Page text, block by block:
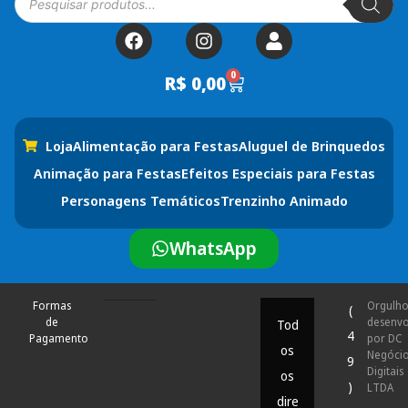
R$ 0,00 0
LojaAlimentação para FestasAluguel de Brinquedos
Animação para FestasEfeitos Especiais para Festas
Personagens TemáticosTrenzinho Animado
WhatsApp
Formas
de
Pagamento
Tod
os
os
dire
(
4
9
)
por DC
Digitais
LTDA